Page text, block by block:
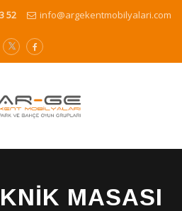
52 info@argekentmobilyalari.com
MASASI